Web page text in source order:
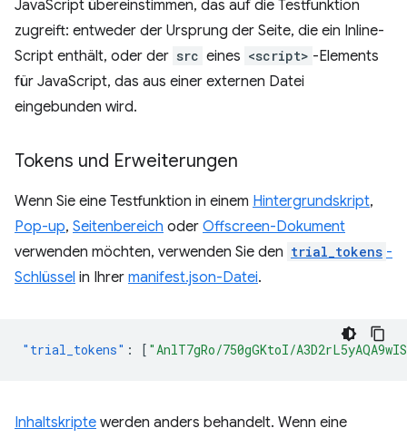
JavaScript übereinstimmen, das auf die Testfunktion
zugreift: entweder der Ursprung der Seite, die ein Inline-
Script enthält, oder der src eines <script> -Elements
für JavaScript, das aus einer externen Datei
eingebunden wird.
Tokens und Erweiterungen
Wenn Sie eine Testfunktion in einem Hintergrundskript,
Pop-up, Seitenbereich oder Offscreen-Dokument
verwenden möchten, verwenden Sie den trial_tokens -
Schlüssel in Ihrer manifest.json-Datei.
"trial_tokens" : [ "AnlT7gRo/750gGKtoI/
Inhaltskripte werden anders behandelt. Wenn eine